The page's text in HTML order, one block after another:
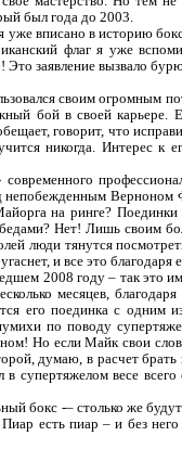
был года до 2003.
уже вписано в историю
флаг я уже
Это заявление вызвало
своим огромным
бой в своей
говорит, что
никогда. Интерес к
непобежденным
на ринге?
Нет! Лишь своим
люди тянутся
и все это
2008 году – так это
месяцев,
его поединка с одним
по поводу
Но если Майк свои
думаю, в расчет
супертяжелом весе
бокс -– столько же
Пиар есть пиар – и без